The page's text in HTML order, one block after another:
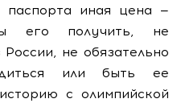
паспорта иная цена —
его получить, не
не обязательно
или быть ее
с олимпийской